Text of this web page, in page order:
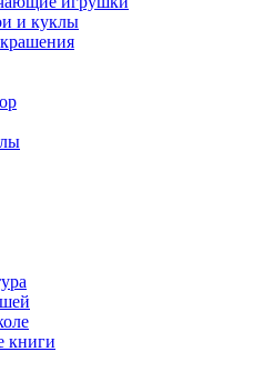
и куклы
книги